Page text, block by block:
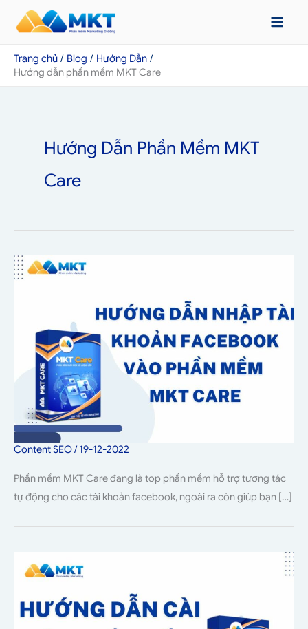
dungTrang chủ Blog
Hướng Dẫn
Hướng dẫn phần mềm MKT Care
Hướng Dẫn Phần Mềm MKT
Care
Content SEO/19-12-2022
Phần mềm MKT Care đang là top phần mềm hỗ trợ tương tác
tự động cho các tài khoản facebook, ngoài ra còn giúp bạn […]